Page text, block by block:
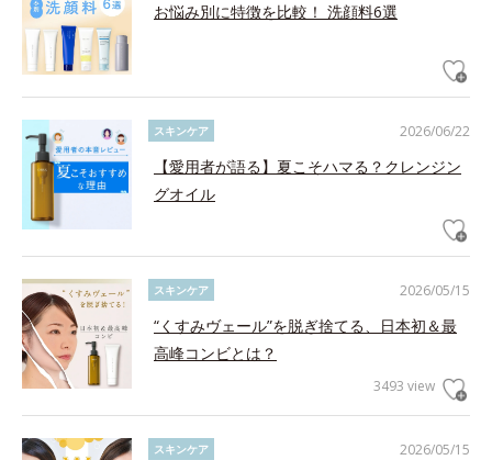
お悩み別に特徴を比較！ 洗顔料6選
2026/06/22
スキンケア
【愛用者が語る】夏こそハマる？クレンジン
グオイル
2026/05/15
スキンケア
“くすみヴェール”を脱ぎ捨てる、日本初＆最
高峰コンビとは？
3493 view
2026/05/15
スキンケア